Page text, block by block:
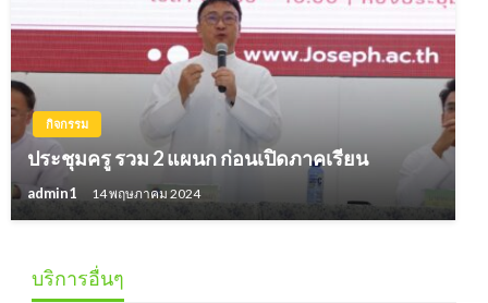
กิจกรรม
ประชุมครู รวม 2 แผนก ก่อนเปิดภาคเรียน
admin1 14 พฤษภาคม 2024
บริการอื่นๆ